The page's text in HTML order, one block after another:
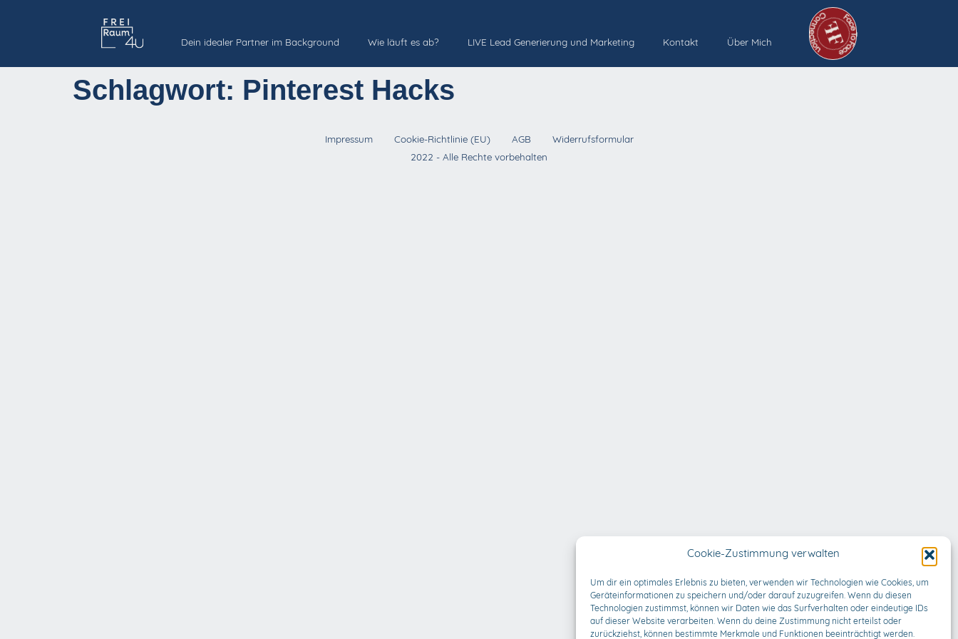
Cookie-Zustimmung verwalten
Um dir ein optimales Erlebnis zu bieten, verwenden wir Technologien wie Cookies, um
Geräteinformationen zu speichern und/oder darauf zuzugreifen. Wenn du diesen
Technologien zustimmst, können wir Daten wie das Surfverhalten oder eindeutige IDs
auf dieser Website verarbeiten. Wenn du deine Zustimmung nicht erteilst oder
zurückziehst, können bestimmte Merkmale und Funktionen beeinträchtigt werden.
Dein idealer Partner im Background Wie läuft es ab? LIVE Lead Generierung und Marketing Kontakt Über Mich
Schlagwort: Pinterest Hacks
Impressum Cookie-Richtlinie (EU) AGB
Widerrufsformular
2022 - Alle Rechte vorbehalten